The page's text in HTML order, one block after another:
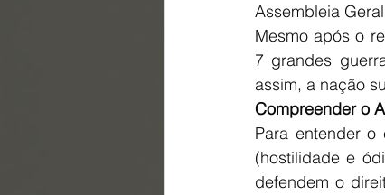
Assembleia
Mesmo após o
7 grandes
assim, a nação
Compreender o
Para entender o
(hostilidade e
defendem o